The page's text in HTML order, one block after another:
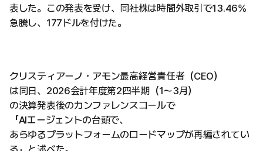
表した。この発表を受け、同社株は時間外取引で13.46%
急騰し、177ドルを付けた。
クリスティアーノ・アモン最高経営責任者（CEO）
は同日、2026会計年度第2四半期（1〜3月）
の決算発表後のカンファレンスコールで
「AIエージェントの台頭で、
あらゆるプラットフォームのロードマップが再編されてい